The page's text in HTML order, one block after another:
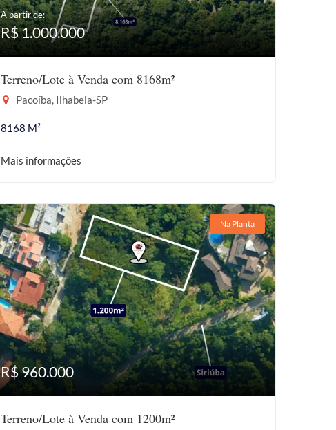
A partir de:
R$ 1.000.000
Terreno/Lote à Venda com 8168m²
Pacoíba, Ilhabela-SP
8168 M²
Mais informações
Na Planta
R$ 960.000
Terreno/Lote à Venda com 1200m²